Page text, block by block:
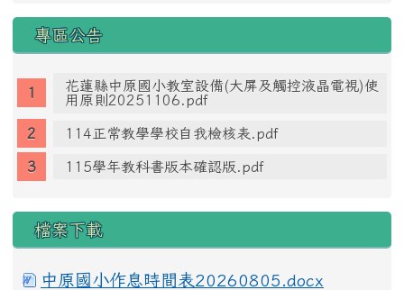
專區公告
花蓮縣中原國小教室設備(大屏及觸控液晶電視)使
用原則20251106.pdf
114正常教學學校自我檢核表.pdf
115學年教科書版本確認版.pdf
檔案下載
中原國小作息時間表20260805.docx